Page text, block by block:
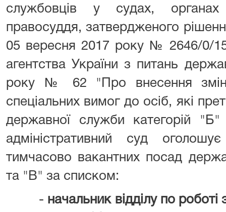
службовців у судах,
правосуддя, затвердженого
05 вересня 2017 року № 2646/0/
агентства України з питань
року № 62 "Про внесення змін
спеціальних вимог до осіб, які
державної служби категорій
адміністративний суд
тимчасово вакантних посад
та "В" за списком:
- начальник відділу по